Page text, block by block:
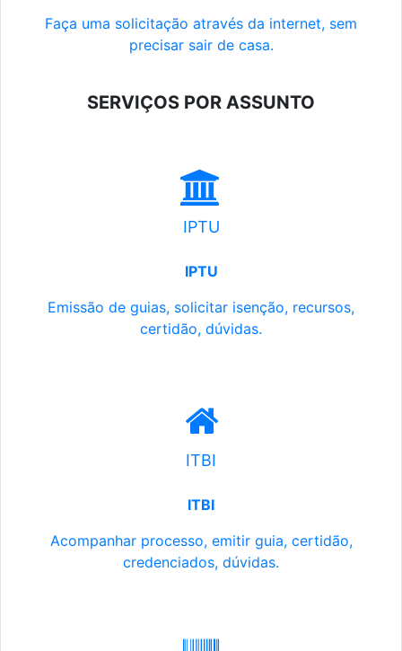
Faça uma solicitação através da internet, sem
precisar sair de casa.
SERVIÇOS POR ASSUNTO
IPTU
IPTU
Emissão de guias, solicitar isenção, recursos,
certidão, dúvidas.
ITBI
ITBI
Acompanhar processo, emitir guia, certidão,
credenciados, dúvidas.